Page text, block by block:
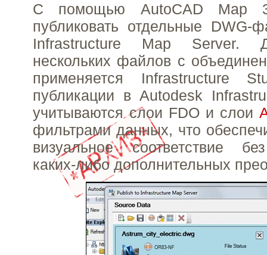
С помощью AutoCAD Map
публиковать отдельные
Infrastructure Map Server.
нескольких файлов с
применяется Infrastructure
публикации в Autodesk
учитываются слои FDO и слои
фильтрами данных, что
визуальное соответствие
каких-либо дополнительных